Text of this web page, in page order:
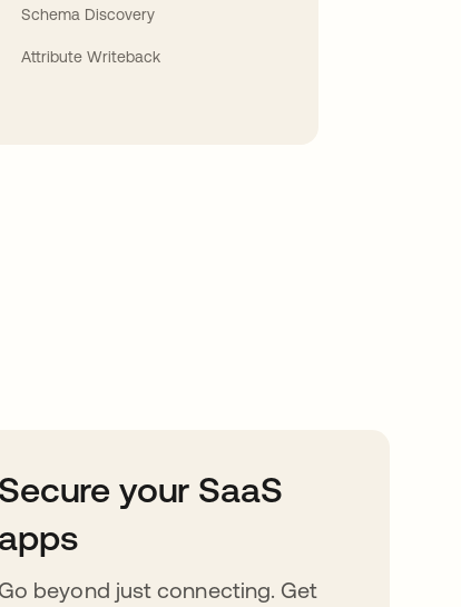
Schema Discovery
Attribute Writeback
Secure your SaaS
apps
Go beyond just connecting. Get